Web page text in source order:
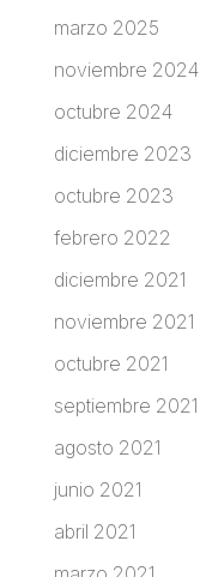
marzo 2025
noviembre 2024
octubre 2024
diciembre 2023
octubre 2023
febrero 2022
diciembre 2021
noviembre 2021
octubre 2021
septiembre 2021
agosto 2021
junio 2021
abril 2021